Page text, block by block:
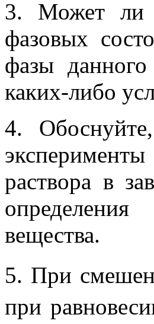
3. Может ли
фазовых
фазы
каких-либо
4.
раствора в
вещества.
5. При
при